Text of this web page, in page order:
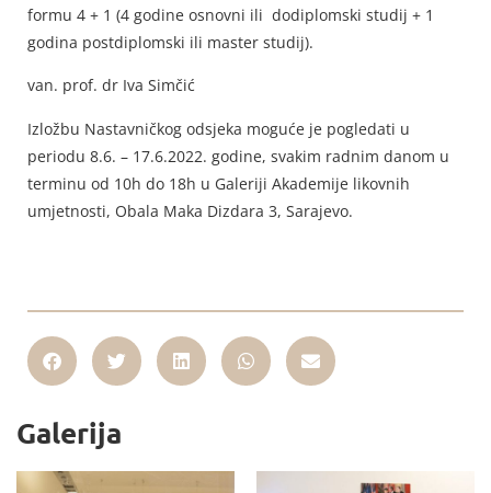
formu 4 + 1 (4 godine osnovni ili dodiplomski studij + 1
godina postdiplomski ili master studij).
van. prof. dr Iva Simčić
Izložbu Nastavničkog odsjeka moguće je pogledati u
periodu 8.6. – 17.6.2022. godine, svakim radnim danom u
terminu od 10h do 18h u Galeriji Akademije likovnih
umjetnosti, Obala Maka Dizdara 3, Sarajevo.
Galerija